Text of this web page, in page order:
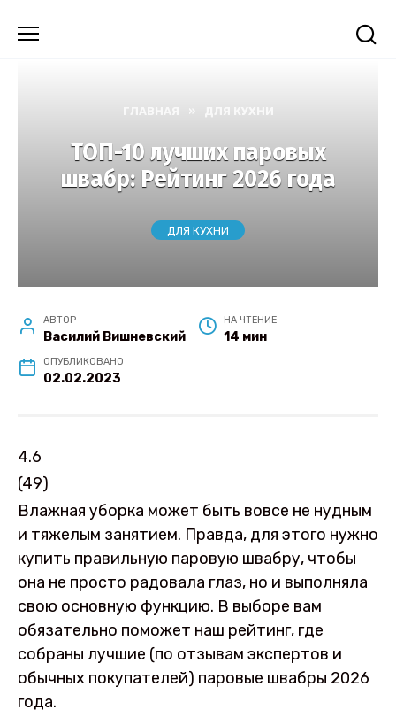
ГЛАВНАЯ » ДЛЯ КУХНИ
ТОП-10 лучших паровых
швабр: Рейтинг 2026 года
ДЛЯ КУХНИ
АВТОР
Василий Вишневский
НА ЧТЕНИЕ
14 мин
ОПУБЛИКОВАНО
02.02.2023
4.6
(49)
Влажная уборка может быть вовсе не нудным
и тяжелым занятием. Правда, для этого нужно
купить правильную паровую швабру, чтобы
она не просто радовала глаз, но и выполняла
свою основную функцию. В выборе вам
обязательно поможет наш рейтинг, где
собраны лучшие (по отзывам экспертов и
обычных покупателей) паровые швабры 2026
года.